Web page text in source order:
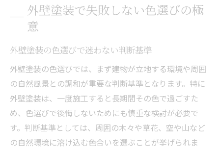
外壁塗装で失敗しない色選びの極
意
外壁塗装の色選びで迷わない判断基準
外壁塗装の色選びでは、まず建物が立地する環境や周囲
の自然風景との調和が重要な判断基準となります。特に
外壁塗装は、一度施工すると長期間その色で過ごすた
め、色選びで後悔しないためにも慎重な検討が必要で
す。判断基準としては、周囲の木々や草花、空や山など
の自然環境に溶け込む色合いを選ぶことが挙げられま